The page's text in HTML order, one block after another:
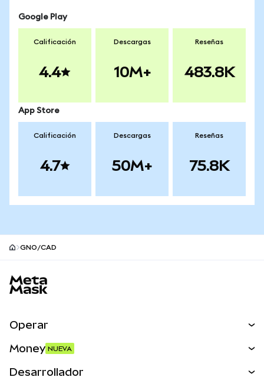
Google Play
Calificación
4.4
Descargas
10M+
Reseñas
483.8K
App Store
Calificación
4.7
Descargas
50M+
Reseñas
75.8K
GNO/CAD
Operar
Money NUEVA
Desarrollador